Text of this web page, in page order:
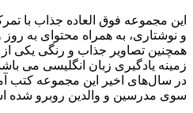
این مجموعه فوق العاده جذاب با
و نوشتاری، به همراه محتوای به
همچنین تصاویر جذاب و رنگی یکی از
زمینه یادگیری زبان انگلیسی می
در سال‌های اخیر این مجموعه کتب
سوی مدرسین و والدین روبرو شده